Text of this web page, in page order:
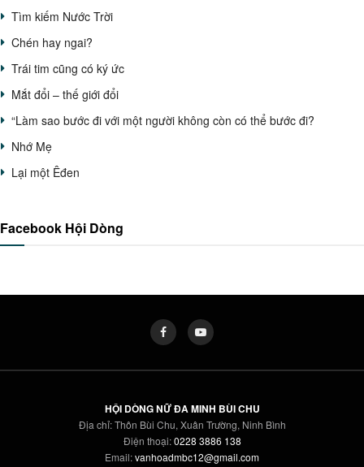
Tìm kiếm Nước Trời
Chén hay ngai?
Trái tim cũng có ký ức
Mắt đổi – thế giới đổi
“Làm sao bước đi với một người không còn có thể bước đi?
Nhớ Mẹ
Lại một Êđen
Facebook Hội Dòng
HỘI DÒNG NỮ ĐA MINH BÙI CHU
Địa chỉ: Thôn Bùi Chu, Xuân Trường, Ninh Bình
Điện thoại:0228 3886 138
Email:vanhoadmbc12@gmail.com